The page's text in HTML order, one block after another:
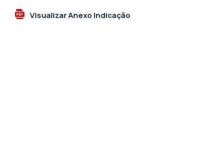
Visualizar Anexo Indicação